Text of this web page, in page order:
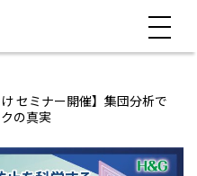
セミナー開催】集団分析で
の真実